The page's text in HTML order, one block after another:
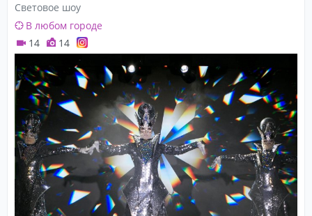
Световое шоу
В любом городе
14
14